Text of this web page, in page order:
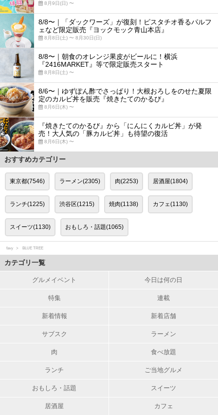
8月9日(日) 〜
8/8〜｜「ダックワーズ」が復刻！ピスタチオ香るパルフ
ェなど限定販売『ヨックモック青山本店』
8月8日(土) 〜 8月30日(日)
8/8〜｜朝食のオレンジ果皮がビールに！横浜
『2416MARKET』等で限定販売スタート
8月8日(土) 〜
8/6〜｜ゆずぽん酢でさっぱり！大根おろしをのせた夏限
定のカルビ丼を販売『焼きたてのかるび』
8月6日(木) 〜
『焼きたてのかるび』から「にんにくカルビ丼」が発
売！大人気の「豚カルビ丼」も待望の復活
8月6日(木) 〜
おすすめカテゴリー
東京都(7546) ラーメン(2305) 肉(2253) 居酒屋(1804)
ランチ(1225) 渋谷区(1215) 焼肉(1138) カフェ(1130)
スイーツ(1130) おもしろ・話題(1065)
favy BLUE TREE
カテゴリ一覧
グルメイベント 今日は何の日
特集 連載
新着情報 新着店舗
サブスク ラーメン
肉 食べ放題
ランチ ご当地グルメ
おもしろ・話題 スイーツ
居酒屋 カフェ